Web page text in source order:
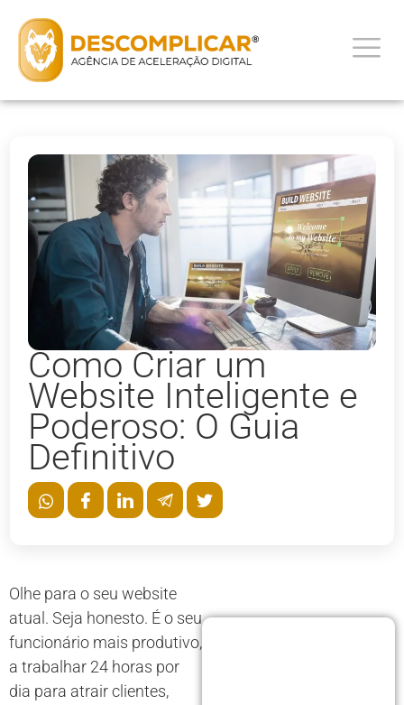
Como Criar um
Website Inteligente e
Poderoso: O Guia
Definitivo
Olhe para o seu website
atual. Seja honesto. É o seu
funcionário mais produtivo,
a trabalhar 24 horas por
dia para atrair clientes,